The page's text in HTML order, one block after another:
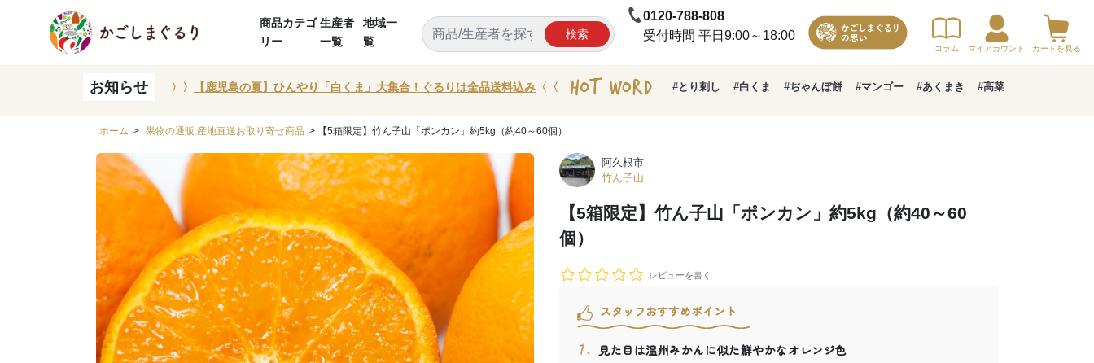
商品カテゴ
リー
生産者
一覧
地域一
覧
検索
0120-788-808
受付時間 平日9:00～18:00
コラム マイアカウント カートを見る
お知らせ 〉〉 【鹿児島の夏】ひんやり「白くま」大集合！ぐるりは全品送料込み 〈〈 #とり刺し #白くま #ぢゃんぼ餅 #マンゴー #あくまき #高菜
ホーム > 果物の通販 産地直送お取り寄せ商品 > 【5箱限定】竹ん子山「ポンカン」約5kg（約40～60個）
阿久根市
竹ん子山
【5箱限定】竹ん子山「ポンカン」約5kg（約40～60
個）
レビューを書く
スタッフおすすめポイント
見た目は温州みかんに似た鮮やかなオレンジ色